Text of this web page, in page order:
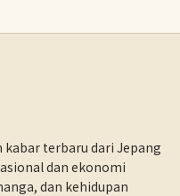
terbaru dari Jepang
dan ekonomi
dan kehidupan